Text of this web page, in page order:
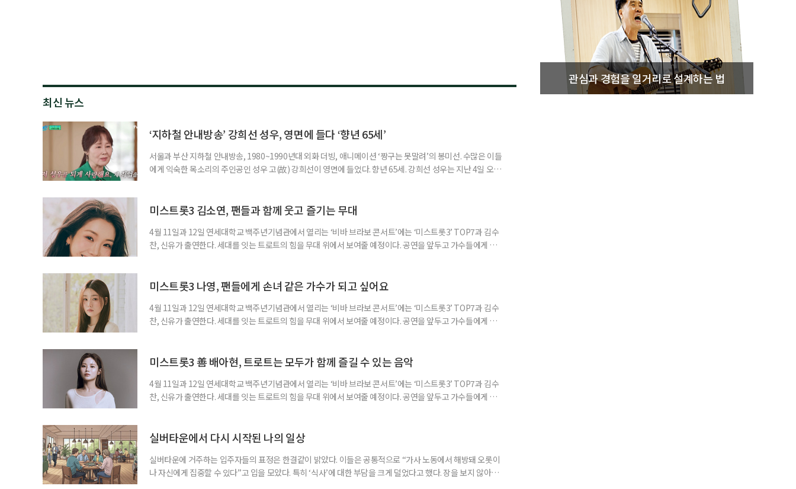
최신 뉴스
‘지하철 안내방송’ 강희선 성우, 영면에 들다 ‘향년 65세’
서울과 부산 지하철 안내방송, 1980~1990년대 외화 더빙, 애니메이션 ‘짱구는 못말려’의 봉미선. 수많은 이들
에게 익숙한 목소리의 주인공인 성우 고(故) 강희선이 영면에 들었다. 향년 65세. 강희선 성우는 지난 4일 오전
중에도 녹음실을 지키며 성우 활동을 이어간 그의 모습은 많은 이들에게 깊은 울림을 남겼
미스트롯3 김소연, 팬들과 함께 웃고 즐기는 무대
4월 11일과 12일 연세대학교 백주년기념관에서 열리는 ‘비바 브라보 콘서트’에는 ‘미스트롯3’ TOP7과 김수
찬, 신유가 출연한다. 세대를 잇는 트로트의 힘을 무대 위에서 보여줄 예정이다. 공연을 앞두고 가수들에게 트로
은 트로트 가수의 길을 걷게 된 계기를 “무대에서 트로트를 부를 때 가장 행복한 제 모습을 발견했다
미스트롯3 나영, 팬들에게 손녀 같은 가수가 되고 싶어요
4월 11일과 12일 연세대학교 백주년기념관에서 열리는 ‘비바 브라보 콘서트’에는 ‘미스트롯3’ TOP7과 김수
찬, 신유가 출연한다. 세대를 잇는 트로트의 힘을 무대 위에서 보여줄 예정이다. 공연을 앞두고 가수들에게 트로
배님의 무대를 보며 ‘나도 저렇게 노래하고 싶다’는 생각을 했다”며 “언젠가 꼭 직접 뵙고 싶다
미스트롯3 善 배아현, 트로트는 모두가 함께 즐길 수 있는 음악
4월 11일과 12일 연세대학교 백주년기념관에서 열리는 ‘비바 브라보 콘서트’에는 ‘미스트롯3’ TOP7과 김수
찬, 신유가 출연한다. 세대를 잇는 트로트의 힘을 무대 위에서 보여줄 예정이다. 공연을 앞두고 가수들에게 트로
그는 트로트의 가장 큰 매력은 ‘세대를 아우르는 힘’이라고 짚었다. “남녀노소 누구나 즐길 수 있
실버타운에서 다시 시작된 나의 일상
실버타운에 거주하는 입주자들의 표정은 한결같이 밝았다. 이들은 공통적으로 “가사 노동에서 해방돼 오롯이
나 자신에게 집중할 수 있다”고 입을 모았다. 특히 ‘식사’에 대한 부담을 크게 덜었다고 했다. 장을 보지 않아도
관심과 경험을 일거리로 설계하는 법